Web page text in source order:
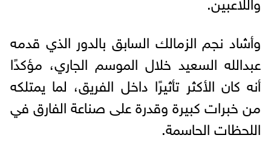
وأشاد نجم الزمالك السابق بالدور الذي قدمه
عبدالله السعيد خلال الموسم الجاري، مؤكدًا
أنه كان الأكثر تأثيرًا داخل الفريق، لما يمتلكه
من خبرات كبيرة وقدرة على صناعة الفارق في
اللحظات الحاسمة.